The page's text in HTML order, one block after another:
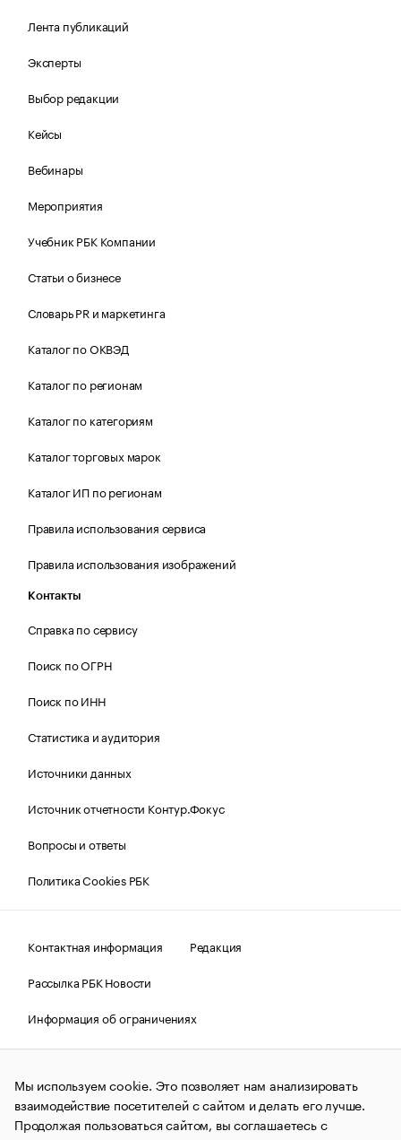
Лента публикаций
Эксперты
Выбор редакции
Кейсы
Вебинары
Мероприятия
Учебник РБК Компании
Статьи о бизнесе
Словарь PR и маркетинга
Каталог по ОКВЭД
Каталог по регионам
Каталог по категориям
Каталог торговых марок
Каталог ИП по регионам
Правила использования сервиса
Правила использования изображений
Контакты
Справка по сервису
Поиск по ОГРН
Поиск по ИНН
Статистика и аудитория
Источники данных
Источник отчетности Контур.Фокус
Вопросы и ответы
Политика Cookies РБК
Контактная информация
Редакция
Рассылка РБК Новости
Информация об ограничениях
Правовая информация
О соблюдении авторских прав
© АО «РОСБИЗНЕСКОНСАЛТИНГ»,1995–2026.Сообщения
и материалы информационного агентства «РБК»
(зарегистрировано Федеральной службой по надзору в сфере
связи, информационных технологий и массовых
Мы используем cookie. Это позволяет нам анализировать
взаимодействие посетителей с сайтом и делать его лучше.
Продолжая пользоваться сайтом, вы соглашаетесь с